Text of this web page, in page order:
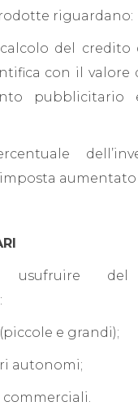
riguardano:
del credito
con il valore
pubblicitario
aumentato
usufruire
e grandi);
autonomi;